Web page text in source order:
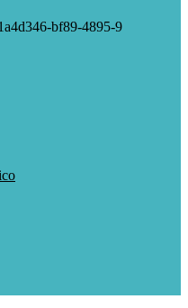
bf89-4895-9